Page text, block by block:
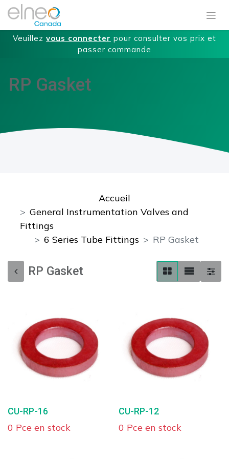
Veuillez vous connecter pour consulter vos prix et
passer commande
RP Gasket
Accueil
General Instrumentation Valves and
Fittings
6 Series Tube Fittings
RP Gasket
RP Gasket
CU-RP-16
0 Pce en stock
CU-RP-12
0 Pce en stock